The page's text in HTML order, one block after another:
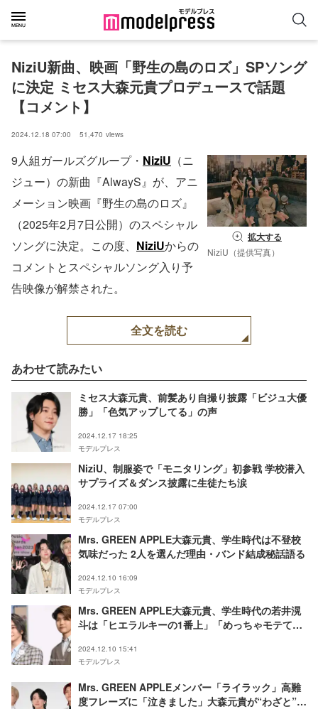
NiziU新曲、映画「野生の島のロズ」SPソング
に決定 ミセス大森元貴プロデュースで話題
【コメント】
2024.12.18 07:00 51,470 views
拡大する
NiziU（提供写真）
9人組ガールズグループ・ NiziU （ニ
ジュー）の新曲『AlwayS』が、アニ
メーション映画『野生の島のロズ』
（2025年2月7日公開）のスペシャル
ソングに決定。この度、 NiziUからの
コメントとスペシャルソング入り予
告映像が解禁された。
全文を読む
あわせて読みたい
ミセス大森元貴、前髪あり自撮り披露「ビジュ大優
勝」「色気アップしてる」の声
2024.12.17 18:25
モデルプレス
NiziU、制服姿で「モニタリング」初参戦 学校潜入
サプライズ＆ダンス披露に生徒たち涙
2024.12.17 07:00
モデルプレス
Mrs. GREEN APPLE大森元貴、学生時代は不登校
気味だった 2人を選んだ理由・バンド結成秘話語る
2024.12.10 16:09
モデルプレス
Mrs. GREEN APPLE大森元貴、学生時代の若井滉
斗は「ヒエラルキーの1番上」「めっちゃモテて
2024.12.10 15:41
モデルプレス
Mrs. GREEN APPLEメンバー「ライラック」高難
度フレーズに「泣きました」大森元貴が“わざと”作